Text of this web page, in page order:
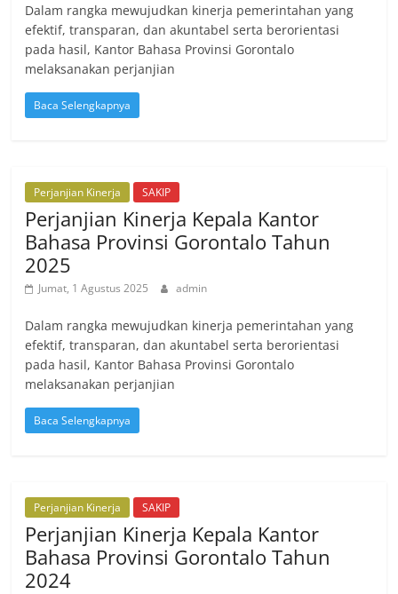
Dalam rangka mewujudkan kinerja pemerintahan yang
efektif, transparan, dan akuntabel serta berorientasi
pada hasil, Kantor Bahasa Provinsi Gorontalo
melaksanakan perjanjian
Baca Selengkapnya
Perjanjian Kinerja SAKIP
Perjanjian Kinerja Kepala Kantor
Bahasa Provinsi Gorontalo Tahun
2025
Jumat, 1 Agustus 2025 admin
Dalam rangka mewujudkan kinerja pemerintahan yang
efektif, transparan, dan akuntabel serta berorientasi
pada hasil, Kantor Bahasa Provinsi Gorontalo
melaksanakan perjanjian
Baca Selengkapnya
Perjanjian Kinerja SAKIP
Perjanjian Kinerja Kepala Kantor
Bahasa Provinsi Gorontalo Tahun
2024